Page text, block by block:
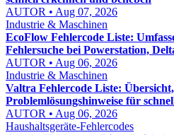
AUTOR • Aug 07, 2026
Industrie & Maschinen
EcoFlow Fehlercode Liste:
Fehlersuche bei Powerstation,
AUTOR • Aug 06, 2026
Industrie & Maschinen
Valtra Fehlercode Liste:
Problemlösungshinweise für
AUTOR • Aug 06, 2026
Haushaltsgeräte-Fehlercodes